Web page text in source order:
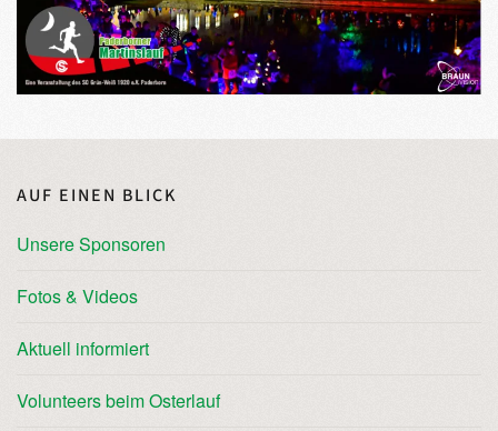
AUF EINEN BLICK
Unsere Sponsoren
Fotos & Videos
Aktuell informiert
Volunteers beim Osterlauf